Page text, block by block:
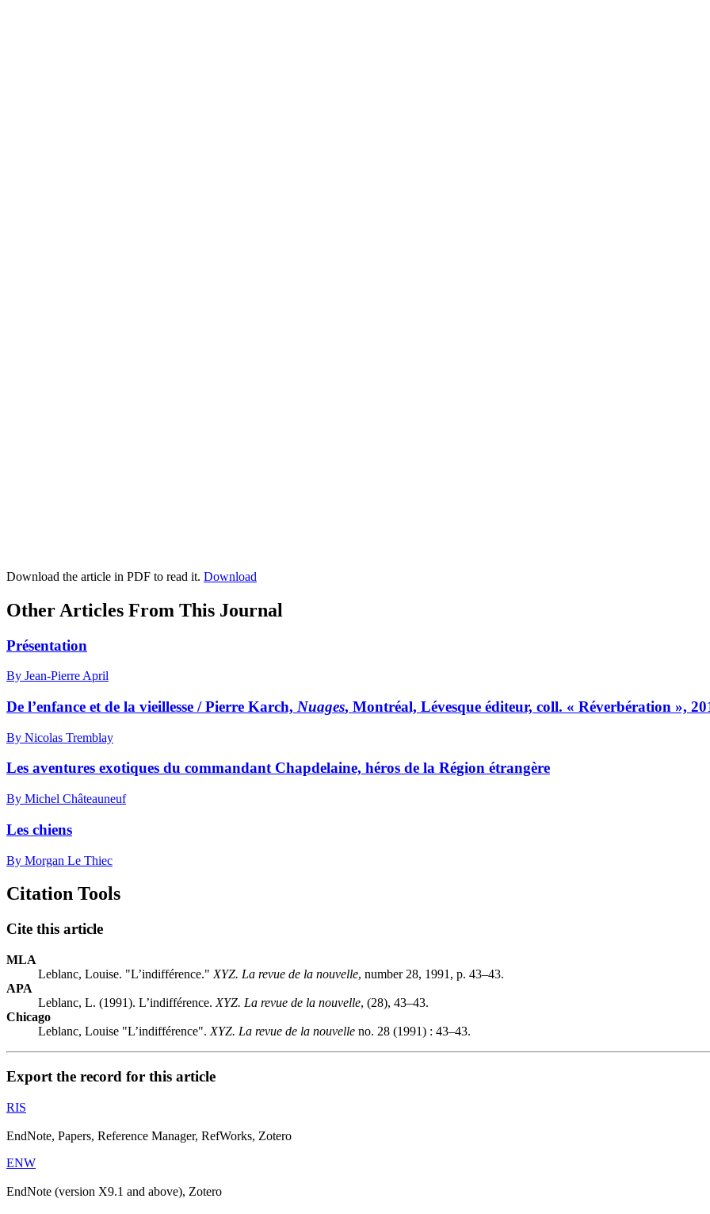
Download the article in PDF to read it. Download
Other Articles From This Journal
Présentation
By Jean-Pierre April
De l’enfance et de la vieillesse / Pierre Karch, Nuages, Montréal, Lévesque éditeur, coll. « Réverbération »,
By Nicolas Tremblay
Les aventures exotiques du commandant Chapdelaine, héros de la Région étrangère
By Michel Châteauneuf
Les chiens
By Morgan Le Thiec
Citation Tools
Cite this article
MLA
Leblanc, Louise. "L’indifférence." XYZ. La revue de la nouvelle, number 28, 1991, p. 43–43.
APA
Leblanc, L. (1991). L’indifférence. XYZ. La revue de la nouvelle, (28), 43–43.
Chicago
Leblanc, Louise "L’indifférence". XYZ. La revue de la nouvelle no. 28 (1991) : 43–43.
Export the record for this article
RIS
EndNote, Papers, Reference Manager, RefWorks, Zotero
ENW
EndNote (version X9.1 and above), Zotero